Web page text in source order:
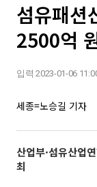
섬유패
2500억
입력 2023-01-06
세종=노승길 기자
산업부·섬유산업
최